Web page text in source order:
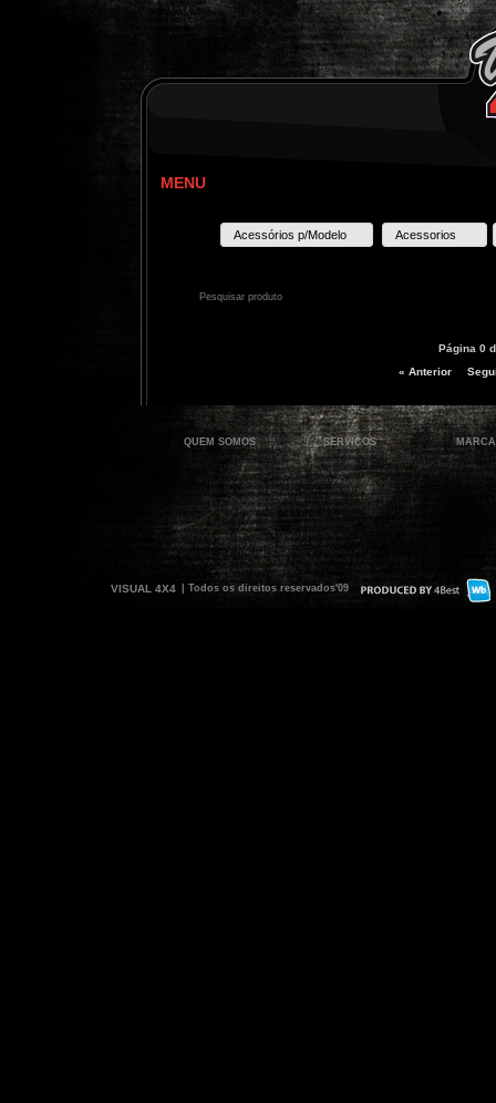
MENU
Acessórios p/Modelo Acessorios
Página 0
« Anterior
QUEM SOMOS SERVIÇOS
VISUAL 4X4 | Todos os direitos reservados'09